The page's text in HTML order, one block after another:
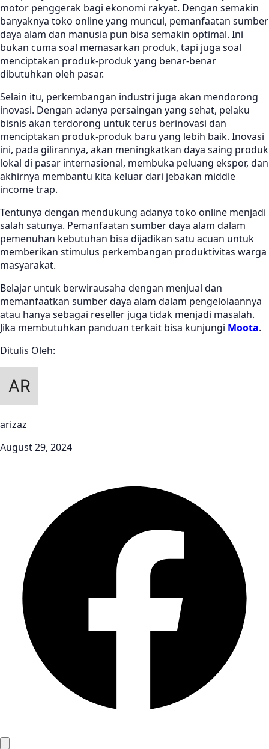
motor penggerak bagi ekonomi rakyat. Dengan semakin
banyaknya toko online yang muncul, pemanfaatan sumber
daya alam dan manusia pun bisa semakin optimal. Ini
bukan cuma soal memasarkan produk, tapi juga soal
menciptakan produk-produk yang benar-benar
dibutuhkan oleh pasar.
Selain itu, perkembangan industri juga akan mendorong
inovasi. Dengan adanya persaingan yang sehat, pelaku
bisnis akan terdorong untuk terus berinovasi dan
menciptakan produk-produk baru yang lebih baik. Inovasi
ini, pada gilirannya, akan meningkatkan daya saing produk
lokal di pasar internasional, membuka peluang ekspor, dan
akhirnya membantu kita keluar dari jebakan middle
income trap.
Tentunya dengan mendukung adanya toko online menjadi
salah satunya. Pemanfaatan sumber daya alam dalam
pemenuhan kebutuhan bisa dijadikan satu acuan untuk
memberikan stimulus perkembangan produktivitas warga
masyarakat.
Belajar untuk berwirausaha dengan menjual dan
memanfaatkan sumber daya alam dalam pengelolaannya
atau hanya sebagai reseller juga tidak menjadi masalah.
Jika membutuhkan panduan terkait bisa kunjungi Moota.
Ditulis Oleh:
arizaz
August 29, 2024